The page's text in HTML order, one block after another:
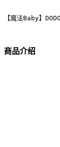
【魔法Baby】
商品介绍